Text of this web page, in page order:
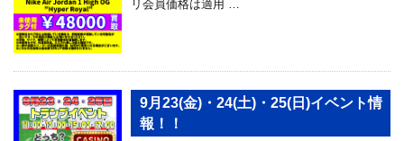
リ会員価格は適用 …
9月23(金)・24(土)・25(日)イベント情
報！！